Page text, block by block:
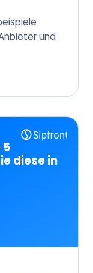
und
5
diese in